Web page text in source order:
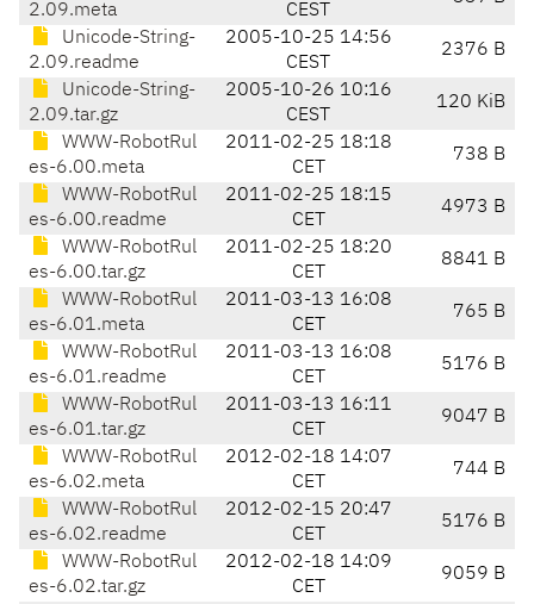
2.09.meta
CEST
Unicode-String-
2.09.readme
2005-10-25 14:56
CEST
2376 B
Unicode-String-
2.09.tar.gz
2005-10-26 10:16
CEST
120 KiB
WWW-RobotRul
es-6.00.meta
2011-02-25 18:18
CET
738 B
WWW-RobotRul
es-6.00.readme
2011-02-25 18:15
CET
4973 B
WWW-RobotRul
es-6.00.tar.gz
2011-02-25 18:20
CET
8841 B
WWW-RobotRul
es-6.01.meta
2011-03-13 16:08
CET
765 B
WWW-RobotRul
es-6.01.readme
2011-03-13 16:08
CET
5176 B
WWW-RobotRul
es-6.01.tar.gz
2011-03-13 16:11
CET
9047 B
WWW-RobotRul
es-6.02.meta
2012-02-18 14:07
CET
744 B
WWW-RobotRul
es-6.02.readme
2012-02-15 20:47
CET
5176 B
WWW-RobotRul
es-6.02.tar.gz
2012-02-18 14:09
CET
9059 B